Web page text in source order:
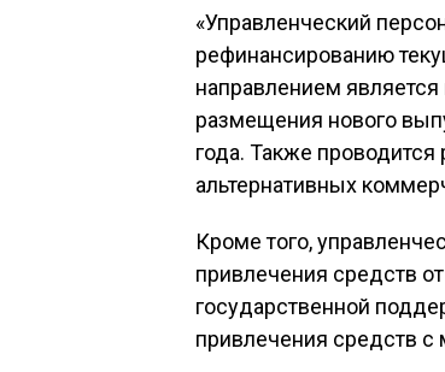
«Управленческий
рефинансированию
направлением
размещения нового
года. Также
альтернативных
Кроме того,
привлечения средств
государственной
привлечения средств с